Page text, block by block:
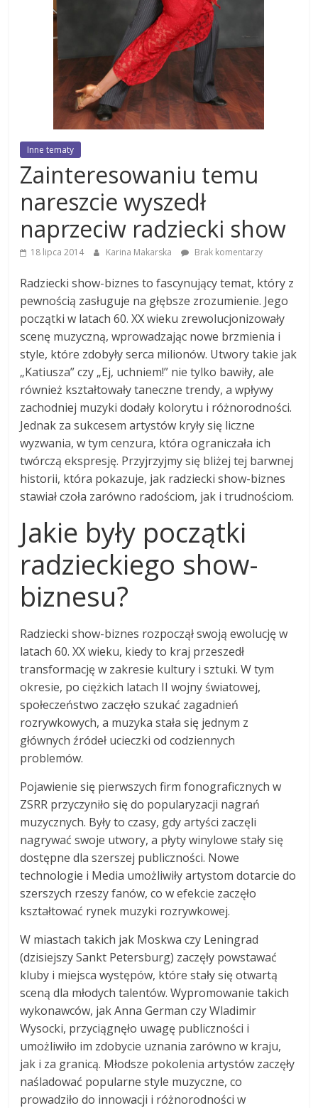
Inne tematy
Zainteresowaniu temu
nareszcie wyszedł
naprzeciw radziecki show
18 lipca 2014 Karina Makarska Brak komentarzy
Radziecki show-biznes to fascynujący temat, który z
pewnością zasługuje na głębsze zrozumienie. Jego
początki w latach 60. XX wieku zrewolucjonizowały
scenę muzyczną, wprowadzając nowe brzmienia i
style, które zdobyły serca milionów. Utwory takie jak
„Katiusza” czy „Ej, uchniem!” nie tylko bawiły, ale
również kształtowały taneczne trendy, a wpływy
zachodniej muzyki dodały kolorytu i różnorodności.
Jednak za sukcesem artystów kryły się liczne
wyzwania, w tym cenzura, która ograniczała ich
twórczą ekspresję. Przyjrzyjmy się bliżej tej barwnej
historii, która pokazuje, jak radziecki show-biznes
stawiał czoła zarówno radościom, jak i trudnościom.
Jakie były początki
radzieckiego show-
biznesu?
Radziecki show-biznes rozpoczął swoją ewolucję w
latach 60. XX wieku, kiedy to kraj przeszedł
transformację w zakresie kultury i sztuki. W tym
okresie, po ciężkich latach II wojny światowej,
społeczeństwo zaczęło szukać zagadnień
rozrywkowych, a muzyka stała się jednym z
głównych źródeł ucieczki od codziennych
problemów.
Pojawienie się pierwszych firm fonograficznych w
ZSRR przyczyniło się do popularyzacji nagrań
muzycznych. Były to czasy, gdy artyści zaczęli
nagrywać swoje utwory, a płyty winylowe stały się
dostępne dla szerszej publiczności. Nowe
technologie i Media umożliwiły artystom dotarcie do
szerszych rzeszy fanów, co w efekcie zaczęło
kształtować rynek muzyki rozrywkowej.
W miastach takich jak Moskwa czy Leningrad
(dzisiejszy Sankt Petersburg) zaczęły powstawać
kluby i miejsca występów, które stały się otwartą
sceną dla młodych talentów. Wypromowanie takich
wykonawców, jak Anna German czy Wladimir
Wysocki, przyciągnęło uwagę publiczności i
umożliwiło im zdobycie uznania zarówno w kraju,
jak i za granicą. Młodsze pokolenia artystów zaczęły
naśladować popularne style muzyczne, co
prowadziło do innowacji i różnorodności w